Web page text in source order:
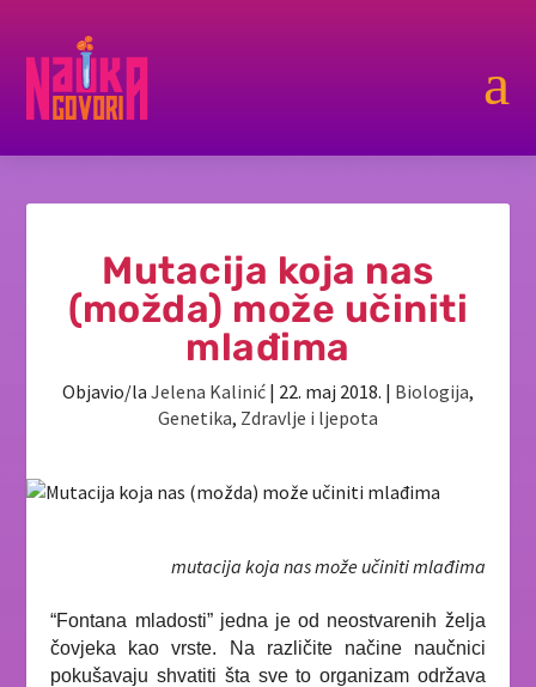
a
Mutacija koja nas
(možda) može učiniti
mlađima
Objavio/la Jelena Kalinić | 22. maj 2018. | Biologija,
Genetika, Zdravlje i ljepota
mutacija koja nas može učiniti mlađima
“Fontana mladosti” jedna je od neostvarenih želja
čovjeka kao vrste. Na različite načine naučnici
pokušavaju shvatiti šta sve to organizam održava